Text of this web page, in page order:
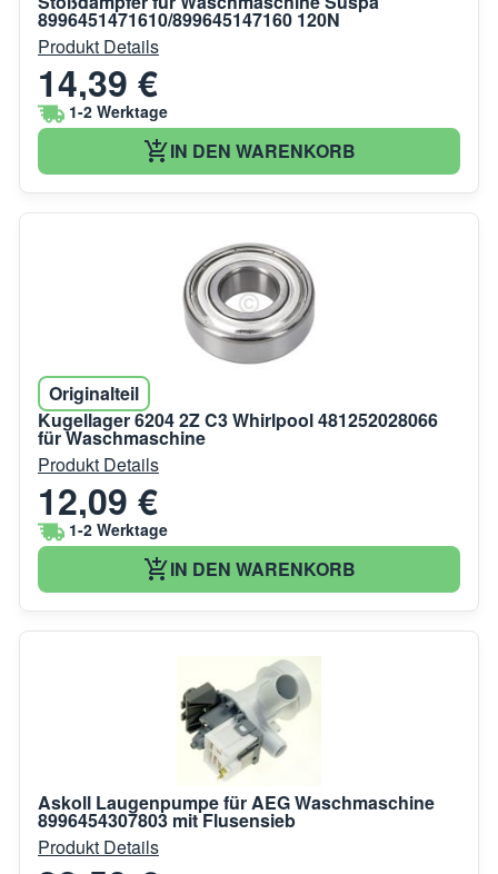
8996451471610/899645147160 120N
Produkt Details
14,39 €
1-2 Werktage
IN DEN WARENKORB
Originalteil
Kugellager 6204 2Z C3 Whirlpool 481252028066
für Waschmaschine
Produkt Details
12,09 €
1-2 Werktage
IN DEN WARENKORB
Askoll Laugenpumpe für AEG Waschmaschine
8996454307803 mit Flusensieb
Produkt Details